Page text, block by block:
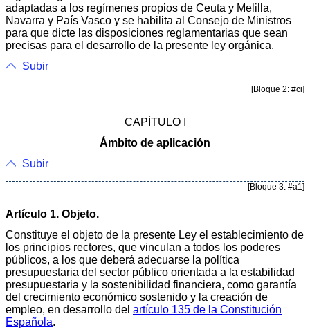
adaptadas a los regímenes propios de Ceuta y Melilla,
Navarra y País Vasco y se habilita al Consejo de Ministros
para que dicte las disposiciones reglamentarias que sean
precisas para el desarrollo de la presente ley orgánica.
Subir
[Bloque 2: #ci]
CAPÍTULO I
Ámbito de aplicación
Subir
[Bloque 3: #a1]
Artículo 1. Objeto.
Constituye el objeto de la presente Ley el establecimiento de
los principios rectores, que vinculan a todos los poderes
públicos, a los que deberá adecuarse la política
presupuestaria del sector público orientada a la estabilidad
presupuestaria y la sostenibilidad financiera, como garantía
del crecimiento económico sostenido y la creación de
empleo, en desarrollo del artículo 135 de la Constitución
Española.